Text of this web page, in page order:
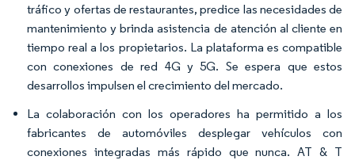
tráfico y ofertas de restaurantes, predice las necesidades de
mantenimiento y brinda asistencia de atención al cliente en
tiempo real a los propietarios. La plataforma es compatible
con conexiones de red 4G y 5G. Se espera que estos
desarrollos impulsen el crecimiento del mercado.
La colaboración con los operadores ha permitido a los
fabricantes de automóviles desplegar vehículos con
conexiones integradas más rápido que nunca. AT & T